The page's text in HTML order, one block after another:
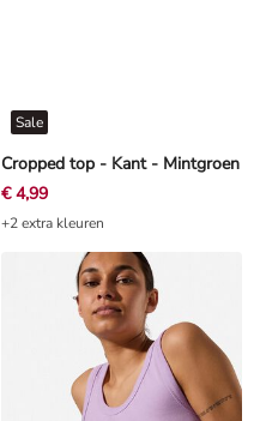
Cropped top - Kant - Mintgroen
Sale
€ 4,99
+2 extra kleuren